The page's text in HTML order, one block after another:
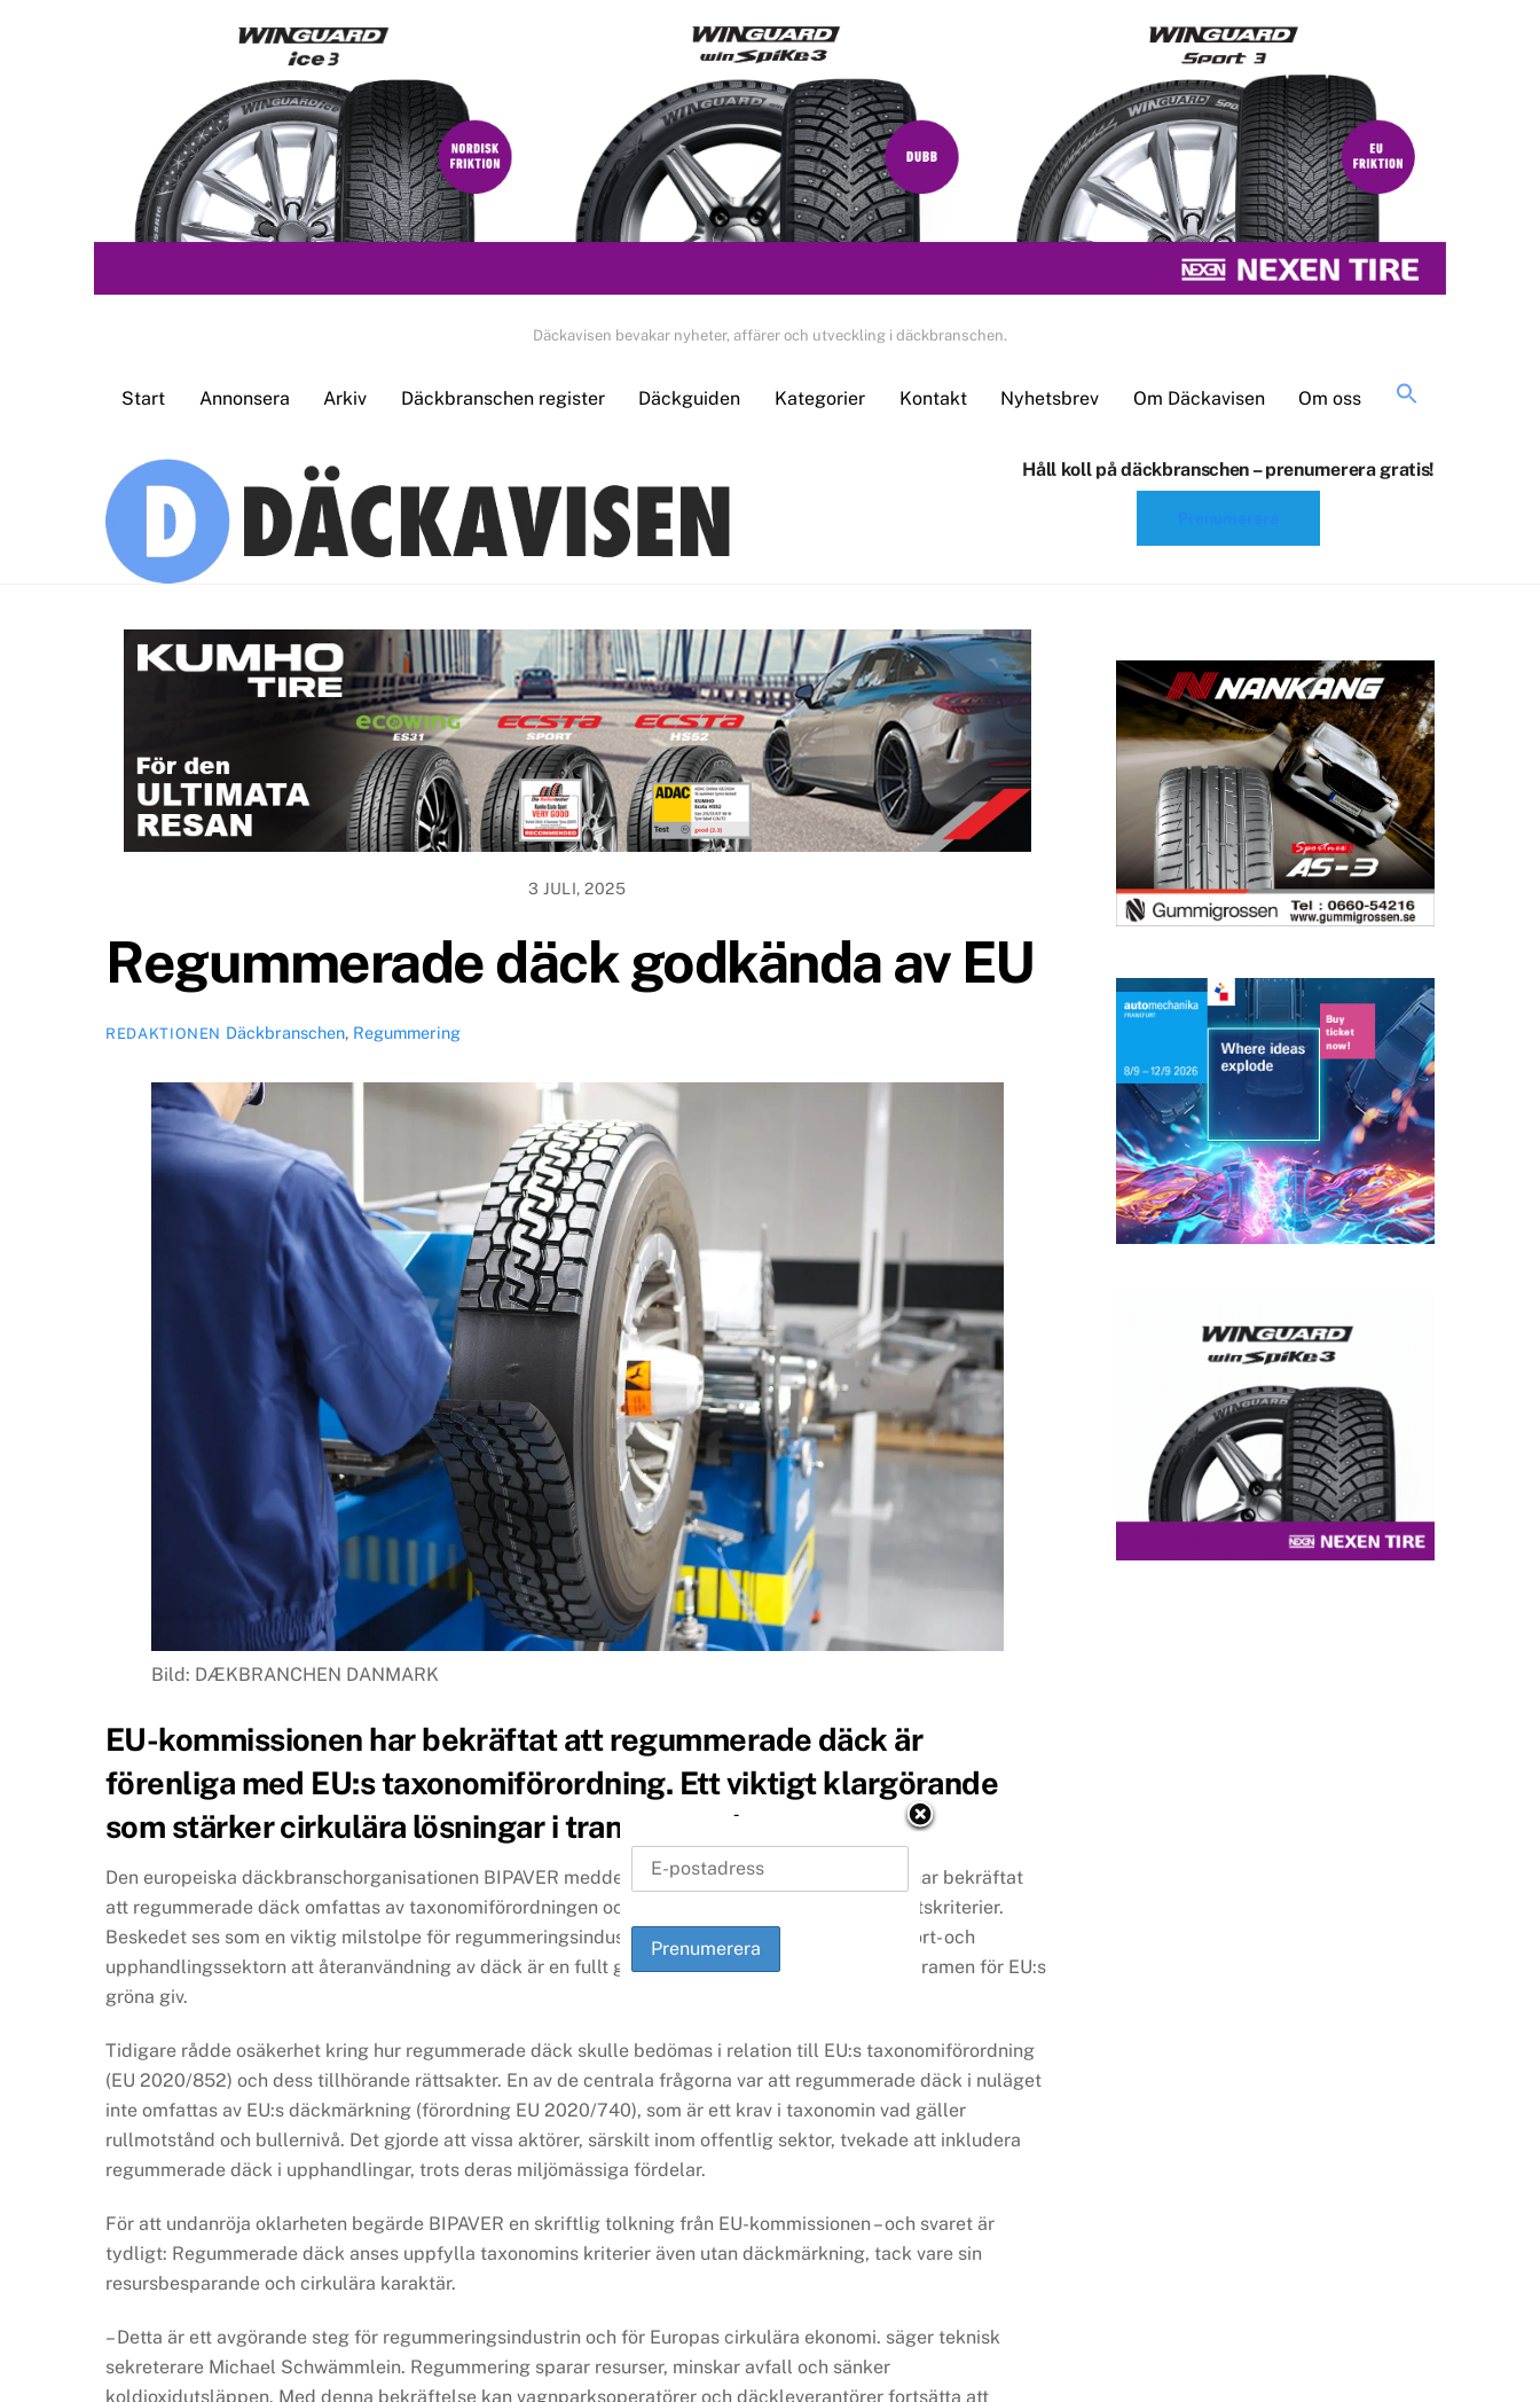
Däckavisen bevakar nyheter, affärer och utveckling i däckbranschen.
Start Annonsera Arkiv Däckbranschen register Däckguiden Kategorier Kontakt Nyhetsbrev Om Däckavisen Om oss
Håll koll på däckbranschen – prenumerera gratis!
3 JULI, 2025
Regummerade däck godkända av EU
REDAKTIONEN Däckbranschen, Regummering
Bild: DÆKBRANCHEN DANMARK
EU-kommissionen har bekräftat att regummerade däck är
förenliga med EU:s taxonomiförordning. Ett viktigt klargörande
som stärker cirkulära lösningar i transportsektorn.
Den europeiska däckbranschorganisationen BIPAVER meddelar att EU-kommissionen officiellt har bekräftat
att regummerade däck omfattas av taxonomiförordningen och därmed uppfyller EU:s hållbarhetskriterier.
Beskedet ses som en viktig milstolpe för regummeringsindustrin och en tydlig signal till transport- och
upphandlingssektorn att återanvändning av däck är en fullt godtagbar och hållbar lösning inom ramen för EU:s
gröna giv.
Tidigare rådde osäkerhet kring hur regummerade däck skulle bedömas i relation till EU:s taxonomiförordning
(EU 2020/852) och dess tillhörande rättsakter. En av de centrala frågorna var att regummerade däck i nuläget
inte omfattas av EU:s däckmärkning (förordning EU 2020/740), som är ett krav i taxonomin vad gäller
rullmotstånd och bullernivå. Det gjorde att vissa aktörer, särskilt inom offentlig sektor, tvekade att inkludera
regummerade däck i upphandlingar, trots deras miljömässiga fördelar.
För att undanröja oklarheten begärde BIPAVER en skriftlig tolkning från EU-kommissionen – och svaret är
tydligt: Regummerade däck anses uppfylla taxonomins kriterier även utan däckmärkning, tack vare sin
resursbesparande och cirkulära karaktär.
– Detta är ett avgörande steg för regummeringsindustrin och för Europas cirkulära ekonomi. säger teknisk
sekreterare Michael Schwämmlein. Regummering sparar resurser, minskar avfall och sänker
koldioxidutsläppen. Med denna bekräftelse kan vagnparksoperatörer och däckleverantörer fortsätta att